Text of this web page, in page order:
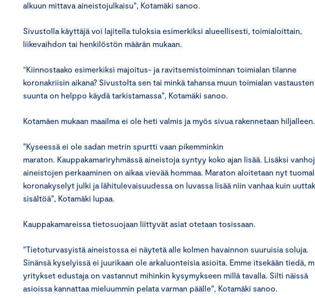
alkuun mittava aineistojulkaisu”, Kotamäki sanoo.
Sivustolla käyttäjä voi lajitella tuloksia esimerkiksi alueellisesti, toimialoittain,
liikevaihdon tai henkilöstön määrän mukaan.
“Kiinnostaako esimerkiksi majoitus- ja ravitsemistoiminnan toimialan tilanne
koronakriisin aikana? Sivustolta sen tai minkä tahansa muun toimialan vastausten
suunta on helppo käydä tarkistamassa”, Kotamäki sanoo.
Kotamäen mukaan maailma ei ole heti valmis ja myös sivua rakennetaan hiljalleen.
”Kyseessä ei ole sadan metrin spurtti vaan pikemminkin
maraton. Kauppakamariryhmässä aineistoja syntyy koko ajan lisää. Lisäksi
aineistojen perkaaminen on aikaa vievää hommaa. Maraton aloitetaan nyt
koronakyselyt julki ja lähitulevaisuudessa on luvassa lisää niin vanhaa kuin
sisältöä”, Kotamäki lupaa.
Kauppakamareissa tietosuojaan liittyvät asiat otetaan tosissaan.
”Tietoturvasyistä aineistossa ei näytetä alle kolmen havainnon suuruisia soluja.
Sinänsä kyselyissä ei juurikaan ole arkaluonteisia asioita. Emme itsekään tiedä,
yritykset edustaja on vastannut mihinkin kysymykseen millä tavalla. Silti näissä
asioissa kannattaa mieluummin pelata varman päälle”, Kotamäki sanoo.